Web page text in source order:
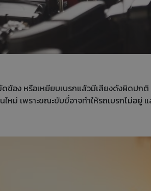
อง หรือเหยียบเบรกแล้วมีเสียงดังผิดปกติ
หม่ เพราะขณะขับขี่อาจทำให้รถเบรกไม่อยู่